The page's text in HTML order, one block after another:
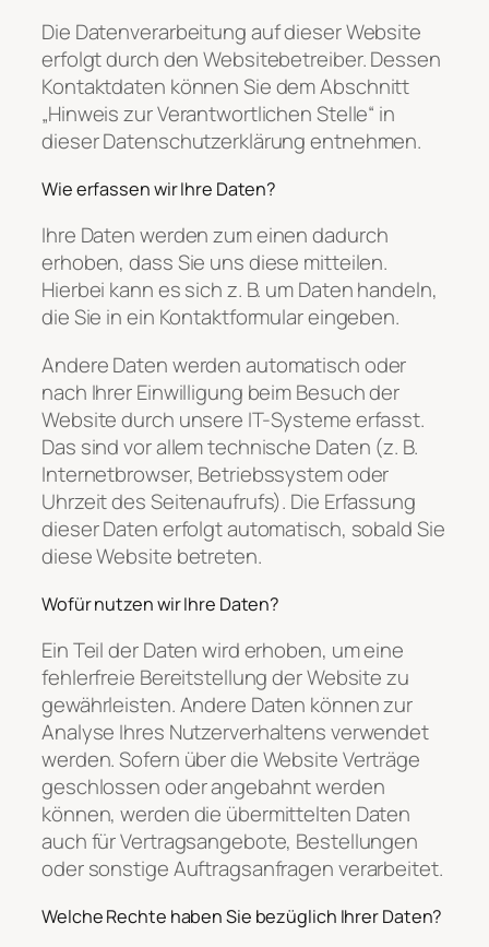
Die Datenverarbeitung auf dieser Website
erfolgt durch den Websitebetreiber. Dessen
Kontaktdaten können Sie dem Abschnitt
„Hinweis zur Verantwortlichen Stelle“ in
dieser Datenschutzerklärung entnehmen.
Wie erfassen wir Ihre Daten?
Ihre Daten werden zum einen dadurch
erhoben, dass Sie uns diese mitteilen.
Hierbei kann es sich z. B. um Daten handeln,
die Sie in ein Kontaktformular eingeben.
Andere Daten werden automatisch oder
nach Ihrer Einwilligung beim Besuch der
Website durch unsere IT-Systeme erfasst.
Das sind vor allem technische Daten (z. B.
Internetbrowser, Betriebssystem oder
Uhrzeit des Seitenaufrufs). Die Erfassung
dieser Daten erfolgt automatisch, sobald Sie
diese Website betreten.
Wofür nutzen wir Ihre Daten?
Ein Teil der Daten wird erhoben, um eine
fehlerfreie Bereitstellung der Website zu
gewährleisten. Andere Daten können zur
Analyse Ihres Nutzerverhaltens verwendet
werden. Sofern über die Website Verträge
geschlossen oder angebahnt werden
können, werden die übermittelten Daten
auch für Vertragsangebote, Bestellungen
oder sonstige Auftragsanfragen verarbeitet.
Welche Rechte haben Sie bezüglich Ihrer Daten?